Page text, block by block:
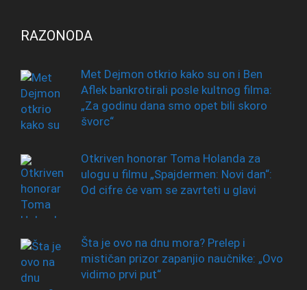
RAZONODA
Met Dejmon otkrio kako su on i Ben
Aflek bankrotirali posle kultnog filma:
„Za godinu dana smo opet bili skoro
švorc“
Otkriven honorar Toma Holanda za
ulogu u filmu „Spajdermen: Novi dan“:
Od cifre će vam se zavrteti u glavi
Šta je ovo na dnu mora? Prelep i
mističan prizor zapanjio naučnike: „Ovo
vidimo prvi put“